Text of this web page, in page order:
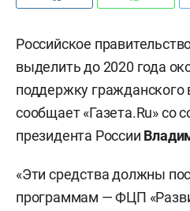
Российское
выделить до 2020 года
поддержку гражданского
сообщает «Газета.Ru» со
президента России
«Эти средства должны
программам — ФЦП